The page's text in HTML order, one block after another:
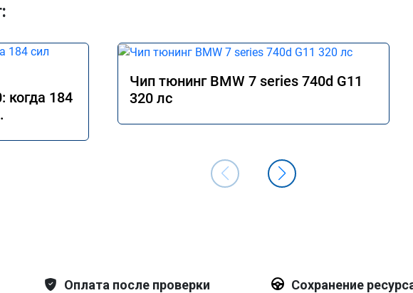
когда 184
Чип тюнинг BMW 7 series 740d G11
320 лс
Оплата после проверки Сохранение